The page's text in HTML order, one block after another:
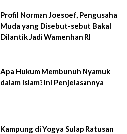
Profil Norman Joesoef, Pengusaha
Muda yang Disebut-sebut Bakal
Dilantik Jadi Wamenhan RI
Apa Hukum Membunuh Nyamuk
dalam Islam? Ini Penjelasannya
Kampung di Yogya Sulap Ratusan